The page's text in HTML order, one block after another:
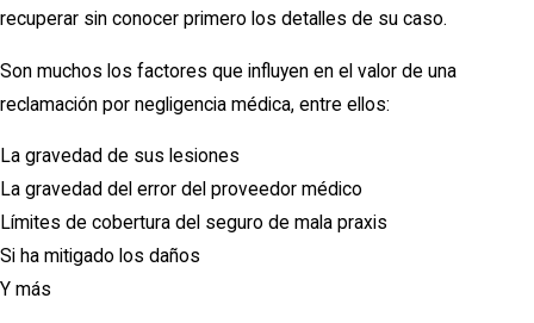
recuperar sin conocer primero los detalles de su caso.
Son muchos los factores que influyen en el valor de una
reclamación por negligencia médica, entre ellos:
La gravedad de sus lesiones
La gravedad del error del proveedor médico
Límites de cobertura del seguro de mala praxis
Si ha mitigado los daños
Y más